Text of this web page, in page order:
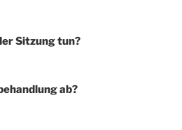
Sitzung tun?
ab?